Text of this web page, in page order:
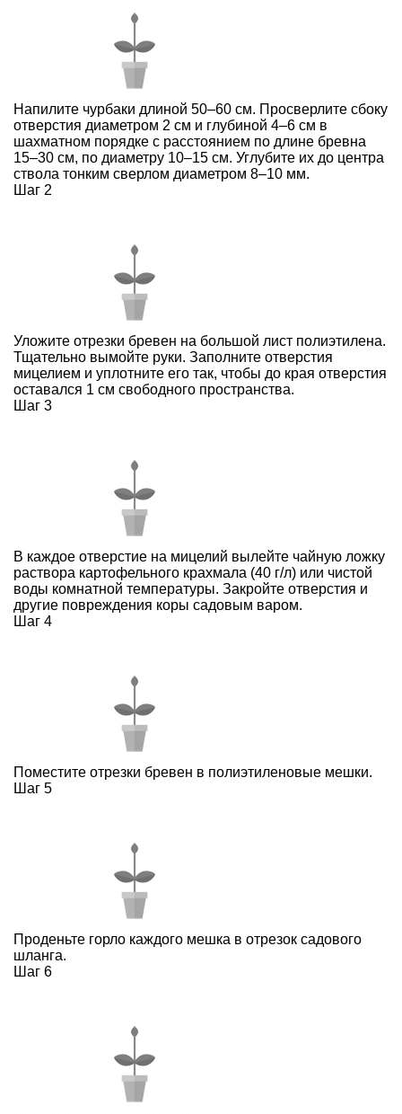
Напилите чурбаки длиной 50–60 см. Просверлите сбоку
отверстия диаметром 2 см и глубиной 4–6 см в
шахматном порядке с расстоянием по длине бревна
15–30 см, по диаметру 10–15 см. Углубите их до центра
ствола тонким сверлом диаметром 8–10 мм.
Шаг 2
Уложите отрезки бревен на большой лист полиэтилена.
Тщательно вымойте руки. Заполните отверстия
мицелием и уплотните его так, чтобы до края отверстия
оставался 1 см свободного пространства.
Шаг 3
В каждое отверстие на мицелий вылейте чайную ложку
раствора картофельного крахмала (40 г/л) или чистой
воды комнатной температуры. Закройте отверстия и
другие повреждения коры садовым варом.
Шаг 4
Поместите отрезки бревен в полиэтиленовые мешки.
Шаг 5
Проденьте горло каждого мешка в отрезок садового
шланга.
Шаг 6